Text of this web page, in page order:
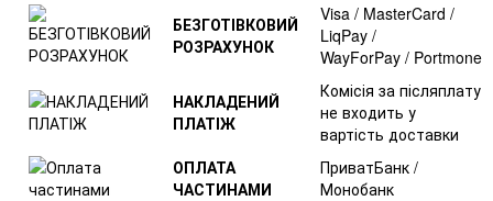
БЕЗГОТІВКОВИЙ
РОЗРАХУНОК
Visa / MasterCard /
LiqPay /
WayForPay / Portmone
НАКЛАДЕНИЙ
ПЛАТІЖ
Комісія за післяплату
не входить у
вартість доставки
ОПЛАТА
ЧАСТИНАМИ
ПриватБанк /
Монобанк